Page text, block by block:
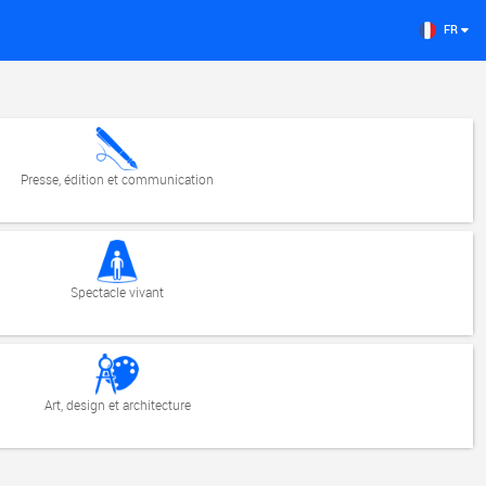
FR
Presse, édition et communication
Spectacle vivant
Art, design et architecture